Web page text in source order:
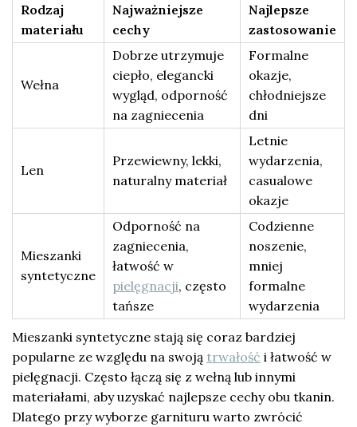
Rodzaj
materiału
Najważniejsze
cechy
Najlepsze
zastosowanie
Wełna
Dobrze utrzymuje
ciepło, elegancki
wygląd, odporność
na zagniecenia
Formalne
okazje,
chłodniejsze
dni
Len
Przewiewny, lekki,
naturalny materiał
Letnie
wydarzenia,
casualowe
okazje
Mieszanki
syntetyczne
Odporność na
zagniecenia,
łatwość w
pielęgnacji, często
tańsze
Codzienne
noszenie,
mniej
formalne
wydarzenia
Mieszanki syntetyczne stają się coraz bardziej
popularne ze względu na swoją trwałość i łatwość w
pielęgnacji. Często łączą się z wełną lub innymi
materiałami, aby uzyskać najlepsze cechy obu tkanin.
Dlatego przy wyborze garnituru warto zwrócić